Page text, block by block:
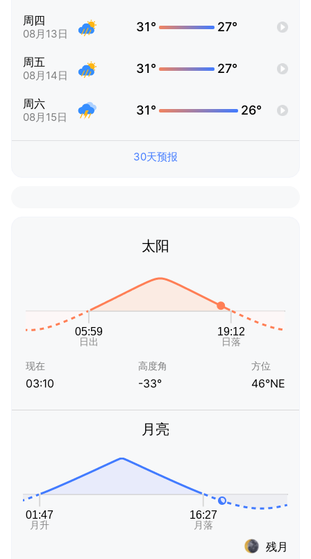
周四
08月13日 31° 27°
周五
08月14日 31° 27°
周六
08月15日 31° 26°
30天预报
太阳
现在
03:10
高度角
-33°
方位
46°NE
月亮
残月